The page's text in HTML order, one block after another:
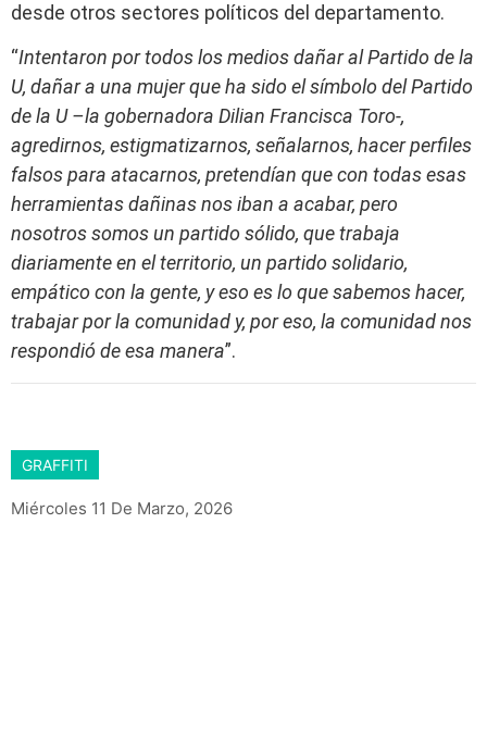
desde otros sectores políticos del departamento.
“Intentaron por todos los medios dañar al Partido de la
U, dañar a una mujer que ha sido el símbolo del Partido
de la U –la gobernadora Dilian Francisca Toro-,
agredirnos, estigmatizarnos, señalarnos, hacer perfiles
falsos para atacarnos, pretendían que con todas esas
herramientas dañinas nos iban a acabar, pero
nosotros somos un partido sólido, que trabaja
diariamente en el territorio, un partido solidario,
empático con la gente, y eso es lo que sabemos hacer,
trabajar por la comunidad y, por eso, la comunidad nos
respondió de esa manera”.
GRAFFITI
Miércoles 11 De Marzo, 2026